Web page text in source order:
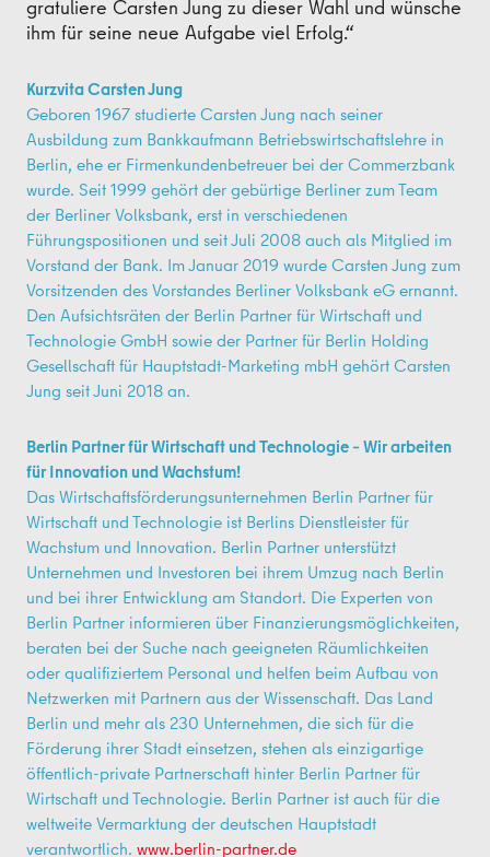
gratuliere Carsten Jung zu dieser Wahl und wünsche
ihm für seine neue Aufgabe viel Erfolg.“
Kurzvita Carsten Jung
Geboren 1967 studierte Carsten Jung nach seiner
Ausbildung zum Bankkaufmann Betriebswirtschaftslehre in
Berlin, ehe er Firmenkundenbetreuer bei der Commerzbank
wurde. Seit 1999 gehört der gebürtige Berliner zum Team
der Berliner Volksbank, erst in verschiedenen
Führungspositionen und seit Juli 2008 auch als Mitglied im
Vorstand der Bank. Im Januar 2019 wurde Carsten Jung zum
Vorsitzenden des Vorstandes Berliner Volksbank eG ernannt.
Den Aufsichtsräten der Berlin Partner für Wirtschaft und
Technologie GmbH sowie der Partner für Berlin Holding
Gesellschaft für Hauptstadt-Marketing mbH gehört Carsten
Jung seit Juni 2018 an.
Berlin Partner für Wirtschaft und Technologie – Wir arbeiten
für Innovation und Wachstum!
Das Wirtschaftsförderungsunternehmen Berlin Partner für
Wirtschaft und Technologie ist Berlins Dienstleister für
Wachstum und Innovation. Berlin Partner unterstützt
Unternehmen und Investoren bei ihrem Umzug nach Berlin
und bei ihrer Entwicklung am Standort. Die Experten von
Berlin Partner informieren über Finanzierungsmöglichkeiten,
beraten bei der Suche nach geeigneten Räumlichkeiten
oder qualifiziertem Personal und helfen beim Aufbau von
Netzwerken mit Partnern aus der Wissenschaft. Das Land
Berlin und mehr als 230 Unternehmen, die sich für die
Förderung ihrer Stadt einsetzen, stehen als einzigartige
öffentlich-private Partnerschaft hinter Berlin Partner für
Wirtschaft und Technologie. Berlin Partner ist auch für die
weltweite Vermarktung der deutschen Hauptstadt
verantwortlich. www.berlin-partner.de